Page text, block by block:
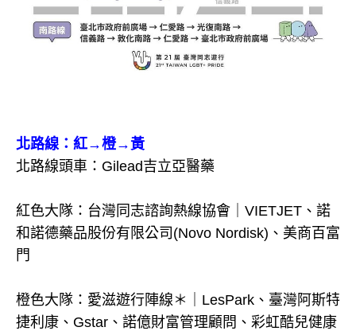
北路線：紅→橙→黃
北路線頭車：Gilead吉立亞醫藥
紅色大隊：台灣同志諮詢熱線協會｜VIETJET、諾
和諾德藥品股份有限公司(Novo Nordisk)、美商百富
門
橙色大隊：愛滋遊行陣線＊｜LesPark、臺灣阿斯特
捷利康、Gstar、諾億財富管理顧問、彩虹酷兒健康